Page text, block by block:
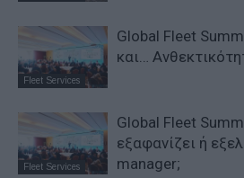
Fleet Services
Global Fleet
και…
Fleet Services
Global Fleet
εξαφανίζει ή
manager;